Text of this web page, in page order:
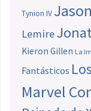
Tynion IV
Lemire
Kieron Gillen La
Fantásticos
Marvel